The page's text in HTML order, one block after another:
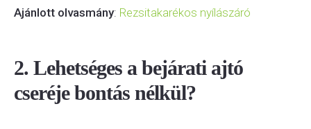
Ajánlott olvasmány: Rezsitakarékos nyílászáró
2. Lehetséges a bejárati ajtó
cseréje bontás nélkül?